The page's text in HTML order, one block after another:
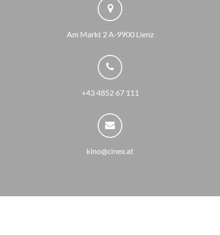
Am Markt 2 A-9900 Lienz
+43 4852 67 111
kino@cinex.at